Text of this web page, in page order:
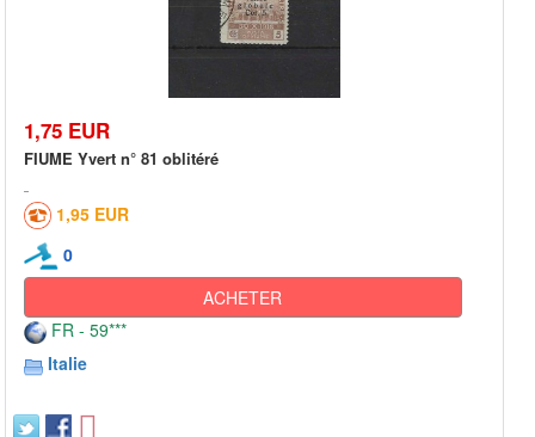
1,75 EUR
FIUME Yvert n° 81 oblitéré
1,95 EUR
0
ACHETER
FR - 59***
Italie